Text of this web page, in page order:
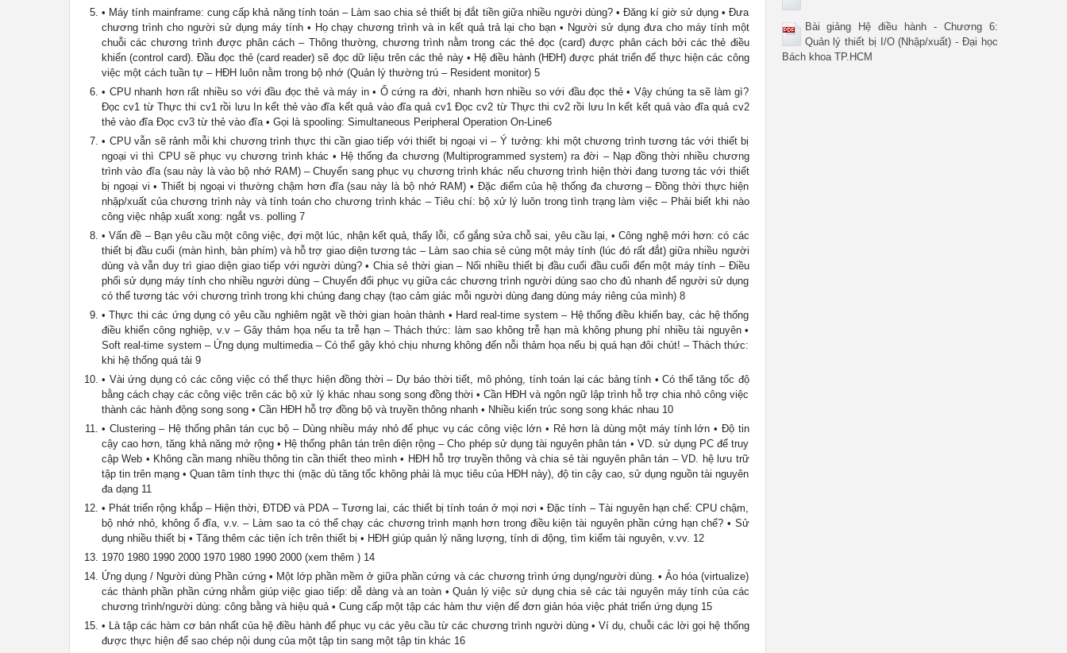
• Máy tính mainframe: cung cấp khả năng tính toán – Làm sao chia sẻ thiết bị đắt tiền giữa nhiều người dùng? • Đăng kí giờ sử dụng • Đưa
chương trình cho người sử dụng máy tính • Họ chạy chương trình và in kết quả trả lại cho bạn • Người sử dụng đưa cho máy tính một
chuỗi các chương trình được phân cách – Thông thường, chương trình nằm trong các thẻ đọc (card) được phân cách bởi các thẻ điều
khiển (control card). Đầu đọc thẻ (card reader) sẽ đọc dữ liệu trên các thẻ này • Hệ điều hành (HĐH) được phát triển để thực hiện các công
việc một cách tuần tự – HĐH luôn nằm trong bộ nhớ (Quản lý thường trú – Resident monitor) 5
• CPU nhanh hơn rất nhiều so với đầu đọc thẻ và máy in • Ổ cứng ra đời, nhanh hơn nhiều so với đầu đọc thẻ • Vậy chúng ta sẽ làm gì?
Đọc cv1 từ Thực thi cv1 rồi lưu In kết thẻ vào đĩa kết quả vào đĩa quả cv1 Đọc cv2 từ Thực thi cv2 rồi lưu In kết kết quả vào đĩa quả cv2
thẻ vào đĩa Đọc cv3 từ thẻ vào đĩa • Gọi là spooling: Simultaneous Peripheral Operation On-Line6
• CPU vẫn sẽ rảnh mỗi khi chương trình thực thi cần giao tiếp với thiết bị ngoại vi – Ý tưởng: khi một chương trình tương tác với thiết bị
ngoại vi thì CPU sẽ phục vụ chương trình khác • Hệ thống đa chương (Multiprogrammed system) ra đời – Nạp đồng thời nhiều chương
trình vào đĩa (sau này là vào bộ nhớ RAM) – Chuyển sang phục vụ chương trình khác nếu chương trình hiện thời đang tương tác với thiết
bị ngoại vi • Thiết bị ngoại vi thường chậm hơn đĩa (sau này là bộ nhớ RAM) • Đặc điểm của hệ thống đa chương – Đồng thời thực hiện
nhập/xuất của chương trình này và tính toán cho chương trình khác – Tiêu chí: bộ xử lý luôn trong tình trạng làm việc – Phải biết khi nào
công việc nhập xuất xong: ngắt vs. polling 7
• Vấn đề – Bạn yêu cầu một công việc, đợi một lúc, nhận kết quả, thấy lỗi, cố gắng sửa chỗ sai, yêu cầu lại, • Công nghệ mới hơn: có các
thiết bị đầu cuối (màn hình, bàn phím) và hỗ trợ giao diện tương tác – Làm sao chia sẻ cùng một máy tính (lúc đó rất đắt) giữa nhiều người
dùng và vẫn duy trì giao diện giao tiếp với người dùng? • Chia sẻ thời gian – Nối nhiều thiết bị đầu cuối đầu cuối đến một máy tính – Điều
phối sử dụng máy tính cho nhiều người dùng – Chuyển đổi phục vụ giữa các chương trình người dùng sao cho đủ nhanh để người sử dụng
có thể tương tác với chương trình trong khi chúng đang chạy (tạo cảm giác mỗi người dùng đang dùng máy riêng của mình) 8
• Thực thi các ứng dụng có yêu cầu nghiêm ngặt về thời gian hoàn thành • Hard real-time system – Hệ thống điều khiển bay, các hệ thống
điều khiển công nghiệp, v.v – Gây thảm họa nếu ta trễ hạn – Thách thức: làm sao không trễ hạn mà không phung phí nhiều tài nguyên •
Soft real-time system – Ứng dụng multimedia – Có thể gây khó chịu nhưng không đến nỗi thảm họa nếu bị quá hạn đôi chút! – Thách thức:
khi hệ thống quá tải 9
• Vài ứng dụng có các công việc có thể thực hiện đồng thời – Dự báo thời tiết, mô phỏng, tính toán lại các bảng tính • Có thể tăng tốc độ
bằng cách chạy các công việc trên các bộ xử lý khác nhau song song đồng thời • Cần HĐH và ngôn ngữ lập trình hỗ trợ chia nhỏ công việc
thành các hành động song song • Cần HĐH hỗ trợ đồng bộ và truyền thông nhanh • Nhiều kiến trúc song song khác nhau 10
• Clustering – Hệ thống phân tán cục bộ – Dùng nhiều máy nhỏ để phục vụ các công việc lớn • Rẻ hơn là dùng một máy tính lớn • Độ tin
cậy cao hơn, tăng khả năng mở rộng • Hệ thống phân tán trên diện rộng – Cho phép sử dụng tài nguyên phân tán • VD. sử dụng PC để truy
cập Web • Không cần mang nhiều thông tin cần thiết theo mình • HĐH hỗ trợ truyền thông và chia sẻ tài nguyên phân tán – VD. hệ lưu trữ
tập tin trên mạng • Quan tâm tính thực thi (mặc dù tăng tốc không phải là mục tiêu của HĐH này), độ tin cậy cao, sử dụng nguồn tài nguyên
đa dạng 11
• Phát triển rộng khắp – Hiện thời, ĐTDĐ và PDA – Tương lai, các thiết bị tính toán ở mọi nơi • Đặc tính – Tài nguyên hạn chế: CPU chậm,
bộ nhớ nhỏ, không ổ đĩa, v.v. – Làm sao ta có thể chạy các chương trình mạnh hơn trong điều kiện tài nguyên phần cứng hạn chế? • Sử
dụng nhiều thiết bị • Tăng thêm các tiện ích trên thiết bị • HĐH giúp quản lý năng lượng, tính di động, tìm kiếm tài nguyên, v.vv. 12
1970 1980 1990 2000 1970 1980 1990 2000 (xem thêm ) 14
Ứng dụng / Người dùng Phần cứng • Một lớp phần mềm ở giữa phần cứng và các chương trình ứng dụng/người dùng. • Ảo hóa (virtualize)
các thành phần phần cứng nhằm giúp việc giao tiếp: dễ dàng và an toàn • Quản lý việc sử dụng chia sẻ các tài nguyên máy tính của các
chương trình/người dùng: công bằng và hiệu quả • Cung cấp một tập các hàm thư viện để đơn giản hóa việc phát triển ứng dụng 15
• Là tập các hàm cơ bản nhất của hệ điều hành để phục vụ các yêu cầu từ các chương trình người dùng • Ví dụ, chuỗi các lời gọi hệ thống
được thực hiện để sao chép nội dung của một tập tin sang một tập tin khác 16
Bài giảng Hệ điều hành - Chương 6:
Quản lý thiết bị I/O (Nhập/xuất) - Đại học
Bách khoa TP.HCM